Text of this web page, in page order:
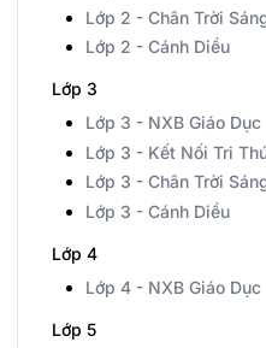
Lớp 2 - Chân Trời
Lớp 2 - Cánh Diều
Lớp 3
Lớp 3 - NXB Giáo Dục
Lớp 3 - Kết Nối Tri
Lớp 3 - Chân Trời
Lớp 3 - Cánh Diều
Lớp 4
Lớp 4 - NXB Giáo Dục
Lớp 5